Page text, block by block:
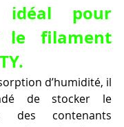
idéal pour
le filament
d’humidité, il
de stocker le
des contenants